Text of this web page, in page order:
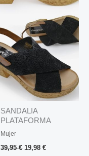
SANDALIA
PLATAFORMA
CRUZADA
Mujer
39,95€ 19,98€